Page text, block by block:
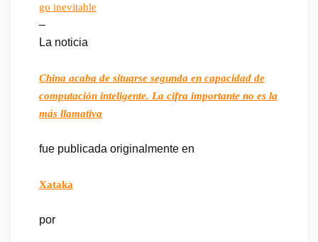
go inevitable
–
La noticia
China acaba de situarse segunda en capacidad de
computación inteligente. La cifra importante no es la
más llamativa
fue publicada originalmente en
Xataka
por